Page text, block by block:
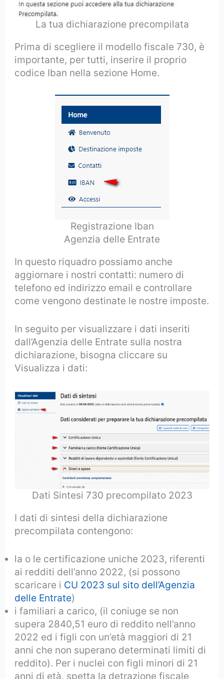
La tua dichiarazione precompilata
Prima di scegliere il modello fiscale 730, è
importante, per tutti, inserire il proprio
codice Iban nella sezione Home.
Registrazione Iban
Agenzia delle Entrate
In questo riquadro possiamo anche
aggiornare i nostri contatti: numero di
telefono ed indirizzo email e controllare
come vengono destinate le nostre imposte.
In seguito per visualizzare i dati inseriti
dall’Agenzia delle Entrate sulla nostra
dichiarazione, bisogna cliccare su
Visualizza i dati:
Dati Sintesi 730 precompilato 2023
I dati di sintesi della dichiarazione
precompilata contengono:
la o le certificazione uniche 2023, riferenti
ai redditi dell’anno 2022, (si possono
scaricare i CU 2023 sul sito dell’Agenzia
delle Entrate)
i familiari a carico, (il coniuge se non
supera 2840,51 euro di reddito nell’anno
2022 ed i figli con un’età maggiori di 21
anni che non superano determinati limiti di
reddito). Per i nuclei con figli minori di 21
anni di età, spetta la detrazione fiscale